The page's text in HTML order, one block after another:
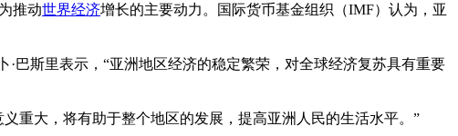
推动世界经济增长的主要动力。国际货币基金组织（IMF）认为，亚
斯里表示，“亚洲地区经济的稳定繁荣，对全球经济复苏具有重要
大，将有助于整个地区的发展，提高亚洲人民的生活水平。”